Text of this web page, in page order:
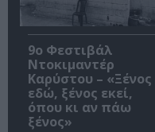
9ο Φεστιβάλ
Ντοκιμαντέρ
Καρύστου – «Ξένος
εδώ, ξένος εκεί,
όπου κι αν πάω
ξένος»